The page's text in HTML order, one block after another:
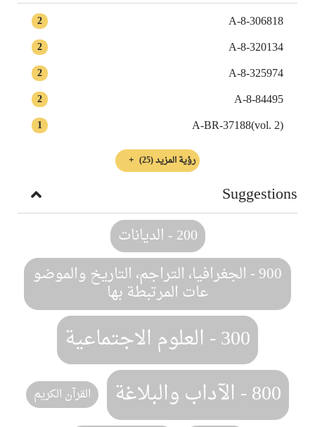
2 A-8-306818
2 A-8-320134
2 A-8-325974
2 A-8-84495
1 (vol. 2)A-BR-37188
رؤية المزيد(25)
Suggestions
200 - الديانات
900 - الجغرافيا، التراجم، التاريخ والموضو
عات المرتبطة بها
300 - العلوم الاجتماعية
800 - الآداب والبلاغة القرآن الكريم